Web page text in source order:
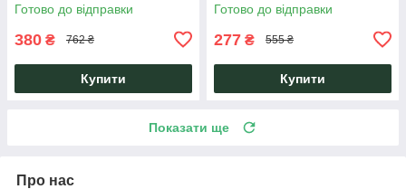
Готово до відправки
380 ₴ 762 ₴
Купити
Готово до відправки
277 ₴ 555 ₴
Купити
Показати ще
Про нас